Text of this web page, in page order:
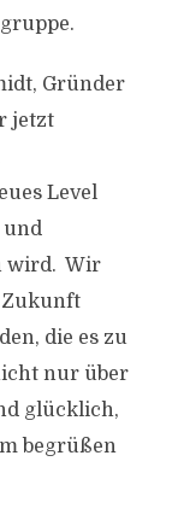
Gründer
jetzt
Level
und
wird. Wir
Zukunft
die es zu
nur über
glücklich,
begrüßen